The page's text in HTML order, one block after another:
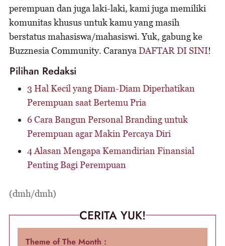
perempuan dan juga laki-laki, kami juga memiliki
komunitas khusus untuk kamu yang masih
berstatus mahasiswa/mahasiswi. Yuk, gabung ke
Buzznesia Community. Caranya DAFTAR DI SINI!
Pilihan Redaksi
3 Hal Kecil yang Diam-Diam Diperhatikan
Perempuan saat Bertemu Pria
6 Cara Bangun Personal Branding untuk
Perempuan agar Makin Percaya Diri
4 Alasan Mengapa Kemandirian Finansial
Penting Bagi Perempuan
(dmh/dmh)
CERITA YUK!
Theme of The Month :